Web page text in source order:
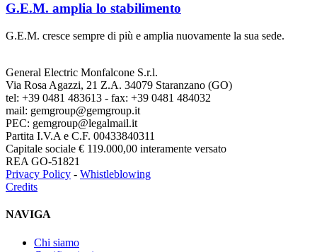
G.E.M. amplia lo stabilimento
G.E.M. cresce sempre di più e amplia nuovamente la sua sede.
General Electric Monfalcone S.r.l.
Via Rosa Agazzi, 21 Z.A. 34079 Staranzano (GO)
tel: +39 0481 483613 - fax: +39 0481 484032
mail: gemgroup@gemgroup.it
PEC: gemgroup@legalmail.it
Partita I.V.A e C.F. 00433840311
Capitale sociale € 119.000,00 interamente versato
REA GO-51821
Privacy Policy - Whistleblowing
Credits
NAVIGA
Chi siamo